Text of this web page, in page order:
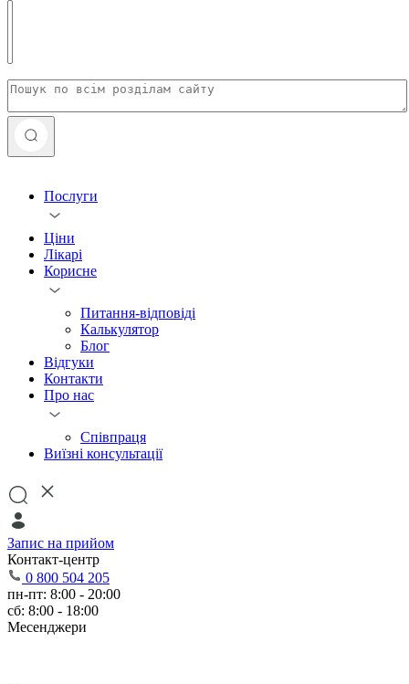
Послуги
Ціни
Лікарі
Корисне
Питання-відповіді
Калькулятор
Блог
Відгуки
Контакти
Про нас
Співпраця
Виїзні консультації
Запис на прийом
Контакт-центр
0 800 504 205
пн-пт: 8:00 - 20:00
сб: 8:00 - 18:00
Месенджери